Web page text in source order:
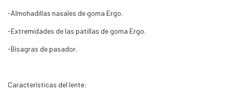
-Almohadillas nasales de goma Ergo.
-Extremidades de las patillas de goma Ergo.
-Bisagras de pasador.
Características del lente: